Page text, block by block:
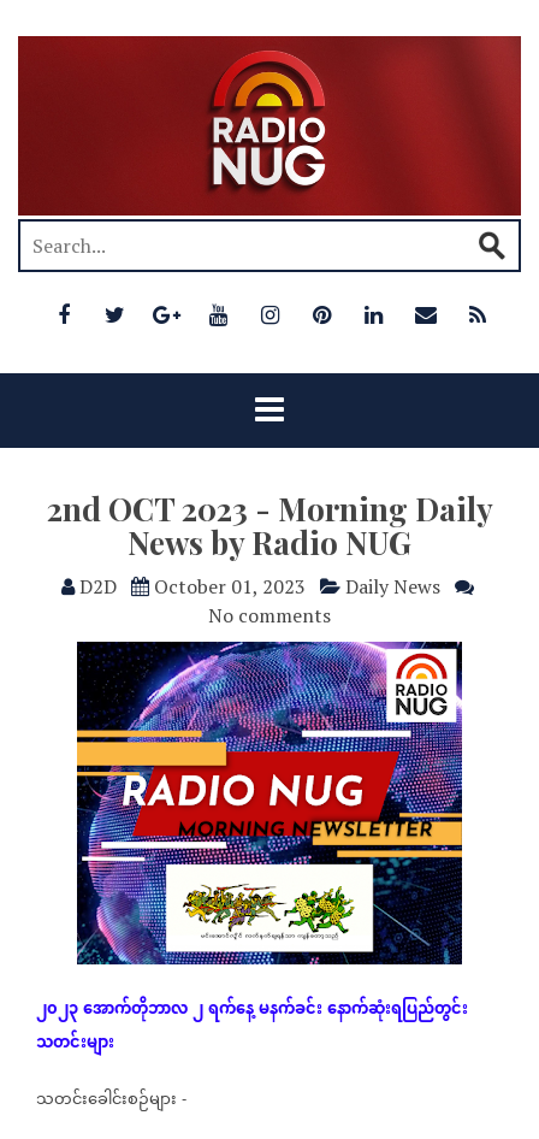
2nd OCT 2023 - Morning Daily
News by Radio NUG
D2D October 01, 2023
Daily News
No comments
၂၀၂၃အောက်တိုဘာလ၂ရက်နေ့မနက်ခင်းနောက်ဆုံးရပြည်တွင်း
သတင်းများ
သတင်းခေါင်းစဉ်များ -